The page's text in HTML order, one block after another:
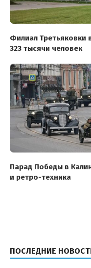
Филиал Третьяковки
323 тысячи человек
Парад Победы в
и ретро-техника
ПОСЛЕДНИЕ